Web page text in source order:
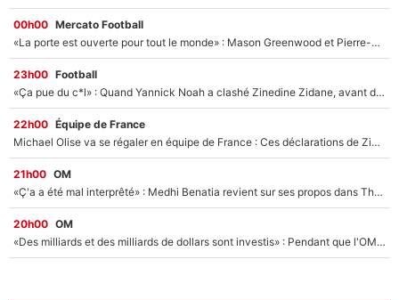
00h00 Mercato Football
«La porte est ouverte pour tout le monde» : Mason Greenwood et Pierre-Emerick Aubameyang ont quitté l'OM, Amine Gouiri balance sur la suite du mercato et sur la réaction du vestiaire !
23h00 Football
«Ça pue du c*l» : Quand Yannick Noah a clashé Zinedine Zidane, avant de se faire recadrer par le nouveau sélectionneur de l'équipe de France !
22h00 Équipe de France
Michael Olise va se régaler en équipe de France : Ces déclarations de Zinedine Zidane qui prouvent qu'il va tout miser sur la star du Bayern Munich !
21h00 OM
«Ç'a a été mal interprêté» : Medhi Benatia revient sur ses propos dans The Bridge et précise ses conditions pour rejoindre le PSG !
20h00 OM
«Des milliards et des milliards de dollars sont investis» : Pendant que l'OM est en pleine crise financière, Frank McCourt lance un nouveau projet à 260M€ !